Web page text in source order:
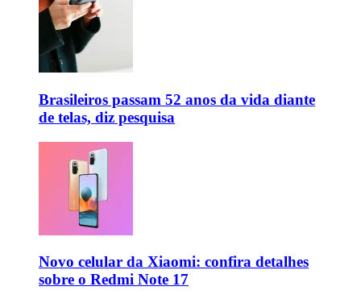
Brasileiros passam 52 anos da vida diante
de telas, diz pesquisa
Novo celular da Xiaomi: confira detalhes
sobre o Redmi Note 17